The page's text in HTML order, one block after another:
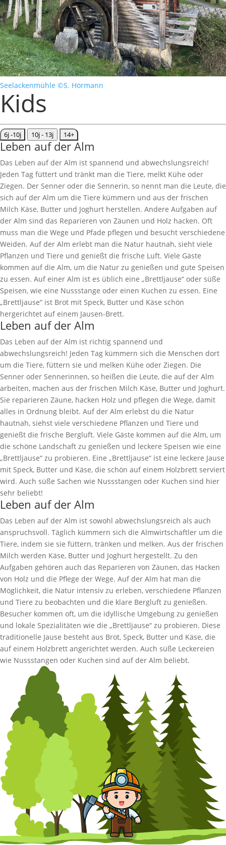
Seelackenmühle ©S. Hörmann
Kids
6j -10j 10j - 13j 14+
Leben auf der Alm
Das Leben auf der Alm ist spannend und abwechslungsreich!
Jeden Tag füttert und tränkt man die Tiere, melkt Kühe oder
Ziegen. Der Senner oder die Sennerin, so nennt man die Leute, die
sich auf der Alm um die Tiere kümmern und aus der frischen
Milch Käse, Butter und Joghurt herstellen. Andere Aufgaben auf
der Alm sind das Reparieren von Zäunen und Holz hacken. Oft
muss man die Wege und Pfade pflegen und besucht verschiedene
Weiden. Auf der Alm erlebt man die Natur hautnah, sieht viele
Pflanzen und Tiere und genießt die frische Luft. Viele Gäste
kommen auf die Alm, um die Natur zu genießen und gute Speisen
zu essen. Auf einer Alm ist es üblich eine „Brettljause“ oder süße
Speisen, wie eine Nussstange oder einen Kuchen zu essen. Eine
„Brettljause“ ist Brot mit Speck, Butter und Käse schön
hergerichtet auf einem Jausen-Brett.
Leben auf der Alm
Das Leben auf der Alm ist richtig spannend und
abwechslungsreich! Jeden Tag kümmern sich die Menschen dort
um die Tiere, füttern sie und melken Kühe oder Ziegen. Die
Senner oder Sennerinnen, so heißen die Leute, die auf der Alm
arbeiten, machen aus der frischen Milch Käse, Butter und Joghurt.
Sie reparieren Zäune, hacken Holz und pflegen die Wege, damit
alles in Ordnung bleibt. Auf der Alm erlebst du die Natur
hautnah, siehst viele verschiedene Pflanzen und Tiere und
genießt die frische Bergluft. Viele Gäste kommen auf die Alm, um
die schöne Landschaft zu genießen und leckere Speisen wie eine
„Brettljause“ zu probieren. Eine „Brettljause“ ist eine leckere Jause
mit Speck, Butter und Käse, die schön auf einem Holzbrett serviert
wird. Auch süße Sachen wie Nussstangen oder Kuchen sind hier
sehr beliebt!
Leben auf der Alm
Das Leben auf der Alm ist sowohl abwechslungsreich als auch
anspruchsvoll. Täglich kümmern sich die Almwirtschaftler um die
Tiere, indem sie sie füttern, tränken und melken. Aus der frischen
Milch werden Käse, Butter und Joghurt hergestellt. Zu den
Aufgaben gehören auch das Reparieren von Zäunen, das Hacken
von Holz und die Pflege der Wege. Auf der Alm hat man die
Möglichkeit, die Natur intensiv zu erleben, verschiedene Pflanzen
und Tiere zu beobachten und die klare Bergluft zu genießen.
Besucher kommen oft, um die idyllische Umgebung zu genießen
und lokale Spezialitäten wie die „Brettljause“ zu probieren. Diese
traditionelle Jause besteht aus Brot, Speck, Butter und Käse, die
auf einem Holzbrett angerichtet werden. Auch süße Leckereien
wie Nussstangen oder Kuchen sind auf der Alm beliebt.